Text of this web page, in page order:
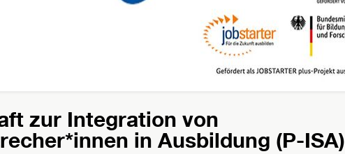
zur Integration von
in Ausbildung (P-ISA)